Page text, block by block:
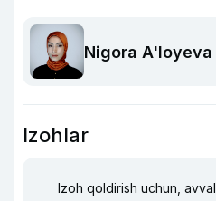
Nigora A'loyeva
Izohlar
Izoh qoldirish uchun, avval